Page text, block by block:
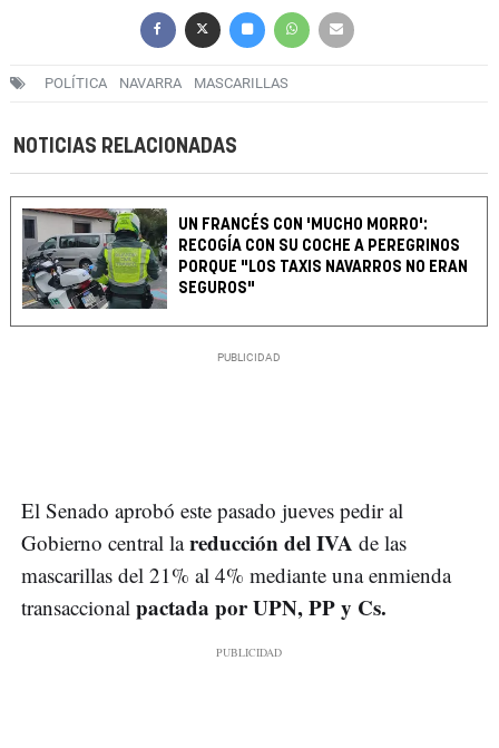
POLÍTICA NAVARRA MASCARILLAS
NOTICIAS RELACIONADAS
UN FRANCÉS CON 'MUCHO MORRO':
RECOGÍA CON SU COCHE A PEREGRINOS
PORQUE "LOS TAXIS NAVARROS NO ERAN
SEGUROS"
El Senado aprobó este pasado jueves pedir al
Gobierno central lareducción del IVA de las
mascarillas del 21% al 4% mediante una enmienda
transaccional pactada por UPN, PP y Cs.